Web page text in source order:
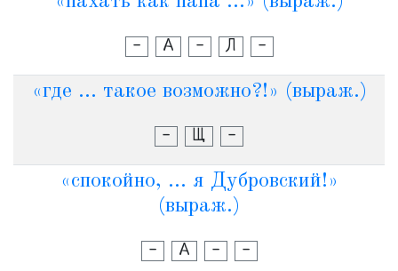
- А - Л -
«где ... такое возможно?!» (выраж.)
- Щ -
«спокойно, ... я Дубровский!»
(выраж.)
- А - -